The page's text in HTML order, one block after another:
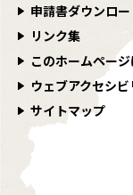
申請書ダウンロー
リンク集
このホームペー
ウェブアクセシ
サイトマップ